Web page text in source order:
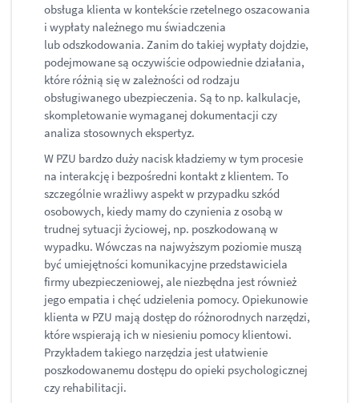
obsługa klienta w kontekście rzetelnego oszacowania
i wypłaty należnego mu świadczenia
lub odszkodowania. Zanim do takiej wypłaty dojdzie,
podejmowane są oczywiście odpowiednie działania,
które różnią się w zależności od rodzaju
obsługiwanego ubezpieczenia. Są to np. kalkulacje,
skompletowanie wymaganej dokumentacji czy
analiza stosownych ekspertyz.
W PZU bardzo duży nacisk kładziemy w tym procesie
na interakcję i bezpośredni kontakt z klientem. To
szczególnie wrażliwy aspekt w przypadku szkód
osobowych, kiedy mamy do czynienia z osobą w
trudnej sytuacji życiowej, np. poszkodowaną w
wypadku. Wówczas na najwyższym poziomie muszą
być umiejętności komunikacyjne przedstawiciela
firmy ubezpieczeniowej, ale niezbędna jest również
jego empatia i chęć udzielenia pomocy. Opiekunowie
klienta w PZU mają dostęp do różnorodnych narzędzi,
które wspierają ich w niesieniu pomocy klientowi.
Przykładem takiego narzędzia jest ułatwienie
poszkodowanemu dostępu do opieki psychologicznej
czy rehabilitacji.